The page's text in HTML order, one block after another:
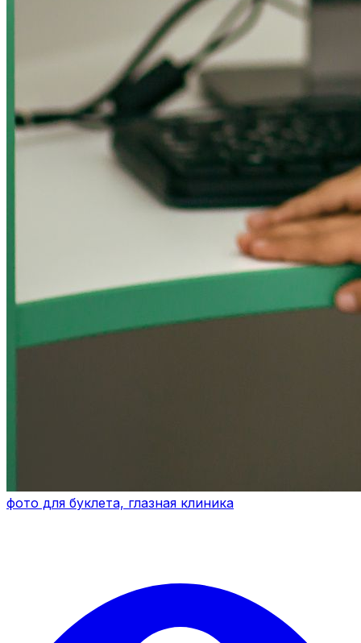
фото для буклета, глазная клиника